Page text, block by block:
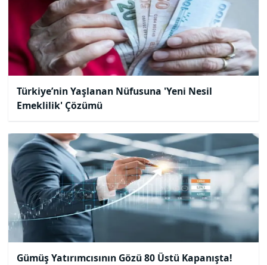
Türkiye’nin Yaşlanan Nüfusuna 'Yeni Nesil
Emeklilik' Çözümü
Gümüş Yatırımcısının Gözü 80 Üstü Kapanışta!